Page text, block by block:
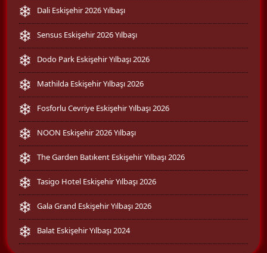
Dali Eskişehir 2026 Yılbaşı
Sensus Eskişehir 2026 Yılbaşı
Dodo Park Eskişehir Yılbaşı 2026
Mathilda Eskişehir Yılbaşı 2026
Fosforlu Cevriye Eskişehir Yılbaşı 2026
NOON Eskişehir 2026 Yılbaşı
The Garden Batıkent Eskişehir Yılbaşı 2026
Tasigo Hotel Eskişehir Yılbaşı 2026
Gala Grand Eskişehir Yılbaşı 2026
Balat Eskişehir Yılbaşı 2024